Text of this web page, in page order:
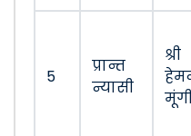
5
प्रान्त
न्यासी
श्री